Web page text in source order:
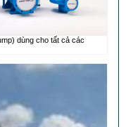
dùng cho tất cả các